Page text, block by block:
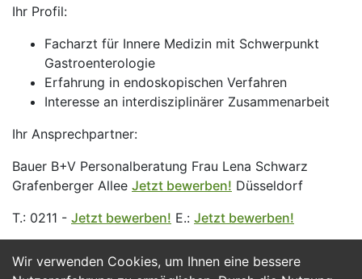
Wir verwenden Cookies, um Ihnen eine bessere
Ihr Profil:
Facharzt für Innere Medizin mit Schwerpunkt
Gastroenterologie
Erfahrung in endoskopischen Verfahren
Interesse an interdisziplinärer Zusammenarbeit
Ihr Ansprechpartner:
Bauer B+V Personalberatung Frau Lena Schwarz
Grafenberger Allee Jetzt bewerben! Düsseldorf
T.: 0211 - Jetzt bewerben! E.: Jetzt bewerben!